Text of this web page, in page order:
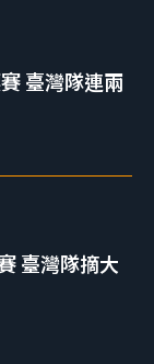
臺灣隊連兩
臺灣隊摘大